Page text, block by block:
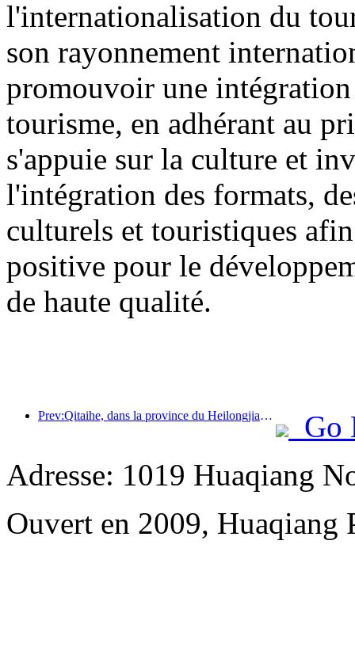
l'internationalisation du
son rayonnement
promouvoir une
tourisme, en adhérant au
s'appuie sur la culture et
l'intégration des formats,
culturels et touristiques
positive pour le
de haute qualité.
Prev:Qitaihe, dans la province du Heilongjiang, a promulgué la première réglementation nationale sur l'industrie de la glace et de la neige, encourageant l'intégration de l'IA et des sports de glace et de neige.
Go
Adresse: 1019 Huaqiang
Ouvert en 2009, Huaqiang